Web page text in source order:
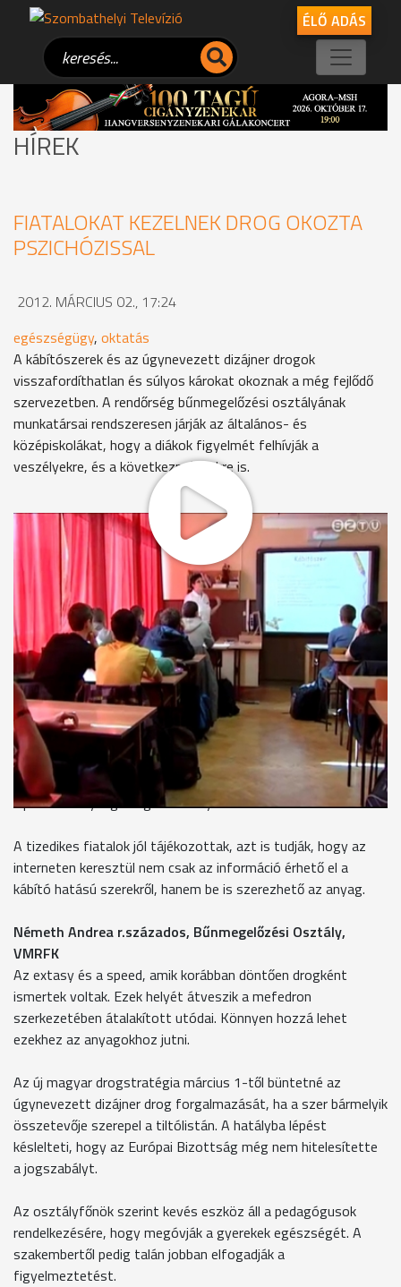
ÉLŐ ADÁS
HÍREK
FIATALOKAT KEZELNEK DROG OKOZTA
PSZICHÓZISSAL
2012. MÁRCIUS 02., 17:24
egészségügy, oktatás
A kábítószerek és az úgynevezett dizájner drogok
visszafordíthatlan és súlyos károkat okoznak a még fejlődő
szervezetben. A rendőrség bűnmegelőzési osztályának
munkatársai rendszeresen járják az általános- és
középiskolákat, hogy a diákok figyelmét felhívják a
veszélyekre, és a következményekre is.
A büntető törvénykönyv mostani szigorítása után egy
marihuánás cigarettát elszívó fiatal akár 5 évig terjedő
szabadságvesztésre is számíthat.
"Alkohol, cigaretta, gyógyszerek, koffein, energiaital,
szerencsejáték."
Rendhagyó osztályfőnöki óra a Szombathelyi Műszaki
Szakképző Iskolában. Németh Andrea rendőrszázados
beszélget a diákokkal a legális és az illegális drogokról és
hatásaikról.
"Öngyilkosság, öncsonkítás, öröm- és dühkitörések,
hiperérzékenység hangra és fényre is."
A tizedikes fiatalok jól tájékozottak, azt is tudják, hogy az
interneten keresztül nem csak az információ érhető el a
kábító hatású szerekről, hanem be is szerezhető az anyag.
Németh Andrea r.százados, Bűnmegelőzési Osztály,
VMRFK
Az extasy és a speed, amik korábban döntően drogként
ismertek voltak. Ezek helyét átveszik a mefedron
szerkezetében átalakított utódai. Könnyen hozzá lehet
ezekhez az anyagokhoz jutni.
Az új magyar drogstratégia március 1-től büntetné az
úgynevezett dizájner drog forgalmazását, ha a szer bármelyik
összetevője szerepel a tiltólistán. A hatályba lépést
késlelteti, hogy az Európai Bizottság még nem hitelesítette
a jogszabályt.
Az osztályfőnök szerint kevés eszköz áll a pedagógusok
rendelkezésére, hogy megóvják a gyerekek egészségét. A
szakembertől pedig talán jobban elfogadják a
figyelmeztetést.